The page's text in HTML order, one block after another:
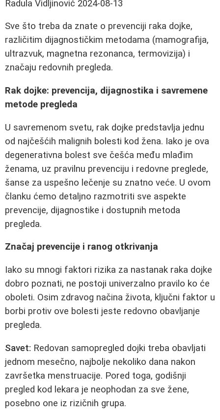
Radula Vidljinović 2024-08-13
Sve što treba da znate o prevenciji raka dojke,
različitim dijagnostičkim metodama (mamografija,
ultrazvuk, magnetna rezonanca, termovizija) i
značaju redovnih pregleda.
Rak dojke: prevencija, dijagnostika i savremene
metode pregleda
U savremenom svetu, rak dojke predstavlja jednu
od najčešćih malignih bolesti kod žena. Iako je ova
degenerativna bolest sve češća među mlađim
ženama, uz pravilnu prevenciju i redovne preglede,
šanse za uspešno lečenje su znatno veće. U ovom
članku ćemo detaljno razmotriti sve aspekte
prevencije, dijagnostike i dostupnih metoda
pregleda.
Značaj prevencije i ranog otkrivanja
Iako su mnogi faktori rizika za nastanak raka dojke
dobro poznati, ne postoji univerzalno pravilo ko će
oboleti. Osim zdravog načina života, ključni faktor u
borbi protiv ove bolesti jeste redovno obavljanje
pregleda.
Savet: Redovan samopregled dojki treba obavljati
jednom mesečno, najbolje nekoliko dana nakon
završetka menstruacije. Pored toga, godišnji
pregled kod lekara je neophodan za sve žene,
posebno one iz rizičnih grupa.